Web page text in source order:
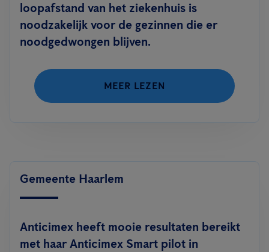
loopafstand van het ziekenhuis is
noodzakelijk voor de gezinnen die er
noodgedwongen blijven.
MEER LEZEN
Gemeente Haarlem
Anticimex heeft mooie resultaten bereikt
met haar Anticimex Smart pilot in